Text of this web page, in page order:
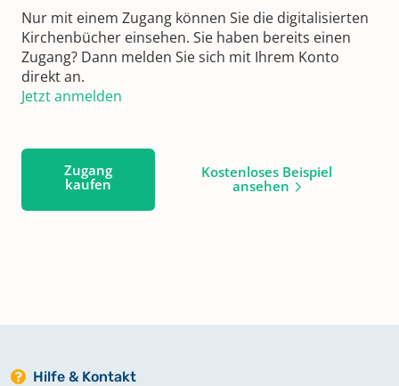
Nur mit einem Zugang können Sie die digitalisierten
Kirchenbücher einsehen. Sie haben bereits einen
Zugang? Dann melden Sie sich mit Ihrem Konto
direkt an.
Jetzt anmelden
Zugang
kaufen
Kostenloses Beispiel
ansehen
Hilfe & Kontakt